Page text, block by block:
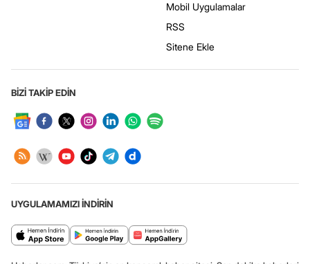
Mobil Uygulamalar
RSS
Sitene Ekle
BİZİ TAKİP EDİN
UYGULAMAMIZI İNDİRİN